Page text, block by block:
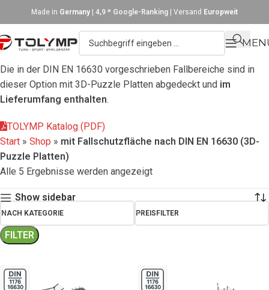
Made in Germany 4,9 * Google-Ranking | Versand Europweit
Die in der DIN EN 16630 vorgeschrieben Fallbereiche sind in
dieser Option mit 3D-Puzzle Platten abgedeckt und im
Lieferumfang enthalten.
TOLYMP Katalog (PDF)
Start » Shop » mit Fallschutzfläche nach DIN EN 16630 (3D-
Puzzle Platten)
Alle 5 Ergebnisse werden angezeigt
Show sidebar
NACH KATEGORIE PREISFILTER
FILTER